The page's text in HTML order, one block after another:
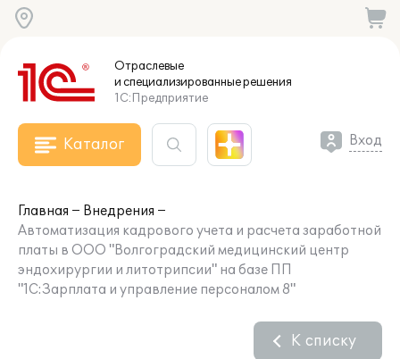
Отраслевые
и специализированныерешения
1С:Предприятие
Каталог Вход
Главная
Внедрения
Автоматизация кадрового учета и расчета заработной
платы в ООО "Волгоградский медицинский центр
эндохирургии и литотрипсии" на базе ПП
"1С:Зарплата и управление персоналом 8"
К списку